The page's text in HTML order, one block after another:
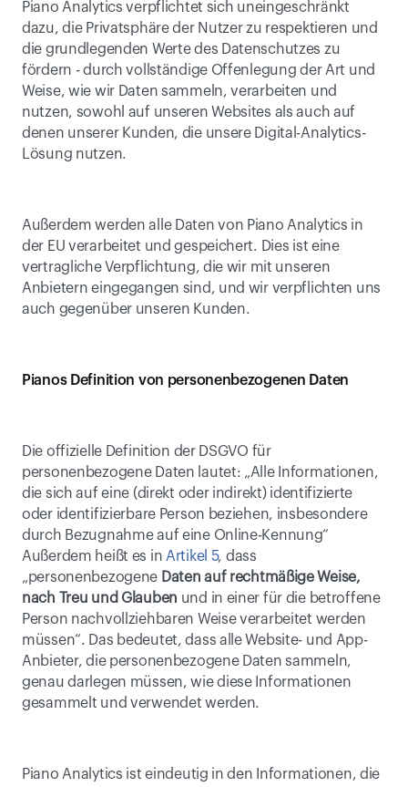
Piano Analytics verpflichtet sich uneingeschränkt
dazu, die Privatsphäre der Nutzer zu respektieren und
die grundlegenden Werte des Datenschutzes zu
fördern - durch vollständige Offenlegung der Art und
Weise, wie wir Daten sammeln, verarbeiten und
nutzen, sowohl auf unseren Websites als auch auf
denen unserer Kunden, die unsere Digital-Analytics-
Lösung nutzen.
Außerdem werden alle Daten von Piano Analytics in
der EU verarbeitet und gespeichert. Dies ist eine
vertragliche Verpflichtung, die wir mit unseren
Anbietern eingegangen sind, und wir verpflichten uns
auch gegenüber unseren Kunden.
Pianos Definition von personenbezogenen Daten
Die offizielle Definition der DSGVO für
personenbezogene Daten lautet: „Alle Informationen,
die sich auf eine (direkt oder indirekt) identifizierte
oder identifizierbare Person beziehen, insbesondere
durch Bezugnahme auf eine Online-Kennung“
Außerdem heißt es in Artikel 5, dass
„personenbezogene Daten auf rechtmäßige Weise,
nach Treu und Glauben und in einer für die betroffene
Person nachvollziehbaren Weise verarbeitet werden
müssen“. Das bedeutet, dass alle Website- und App-
Anbieter, die personenbezogene Daten sammeln,
genau darlegen müssen, wie diese Informationen
gesammelt und verwendet werden.
Piano Analytics ist eindeutig in den Informationen, die